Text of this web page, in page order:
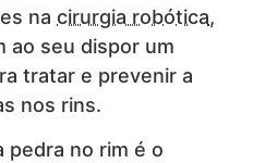
na cirurgia robótica,
ao seu dispor um
tratar e prevenir a
nos rins.
pedra no rim é o